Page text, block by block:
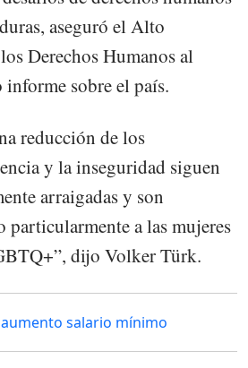
aseguró el Alto
Derechos Humanos al
sobre el país.
reducción de los
y la inseguridad siguen
arraigadas y son
particularmente a las mujeres
dijo Volker Türk.
salario mínimo